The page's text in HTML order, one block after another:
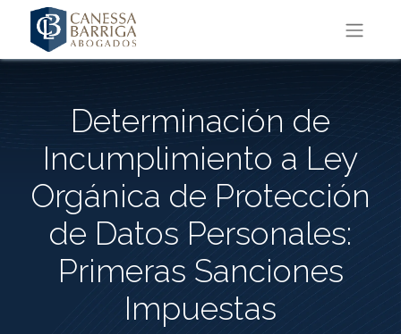
Determinación de
Incumplimiento a Ley
Orgánica de Protección
de Datos Personales:
Primeras Sanciones
Impuestas